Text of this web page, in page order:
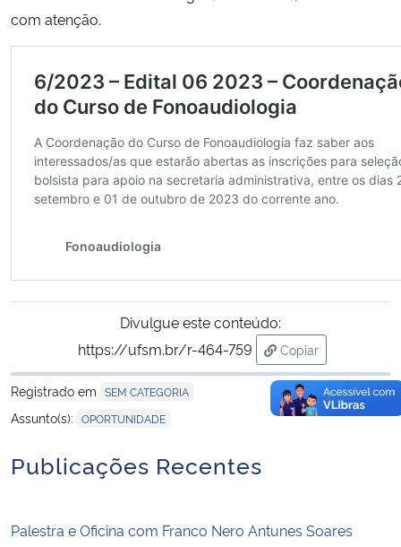
com atenção.
Divulgue este conteúdo:
https://ufsm.br/r-464-759
Copiar
para área de
Registrado em SEM CATEGORIA
Assunto(s): OPORTUNIDADE
Publicações Recentes
Palestra e Oficina com Franco Nero Antunes Soares